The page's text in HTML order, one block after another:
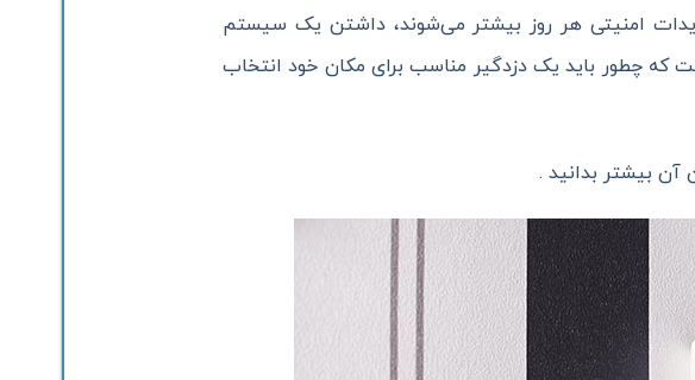
امنیتی هر روز بیشتر می‌شوند، داشتن یک سیستم
که چطور باید یک دزدگیر مناسب برای مکان خود انتخاب
آن بیشتر بدانید .